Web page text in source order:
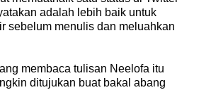
adalah lebih baik untuk
sebelum menulis dan meluahkan
membaca tulisan Neelofa itu
ditujukan buat bakal abang